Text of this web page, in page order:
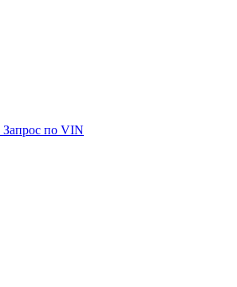
Запрос по VIN